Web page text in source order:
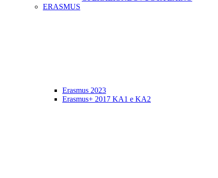
ERASMUS
Erasmus 2023
Erasmus+ 2017 KA1 e KA2